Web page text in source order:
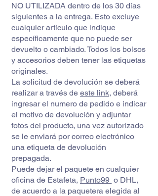
NO UTILIZADA dentro de los 30 días
siguientes a la entrega. Esto excluye
cualquier artículo que indique
específicamente que no puede ser
devuelto o cambiado. Todos los bolsos
y accesorios deben tener las etiquetas
originales.
La solicitud de devolución se deberá
realizar a través de este link, deberá
ingresar el numero de pedido e indicar
el motivo de devolución y adjuntar
fotos del producto, una vez autorizado
se le enviará por correo electrónico
una etiqueta de devolución
prepagada.
Puede dejar el paquete en cualquier
oficina de Estafeta, Punto99 o DHL,
de acuerdo a la paquetera elegida al